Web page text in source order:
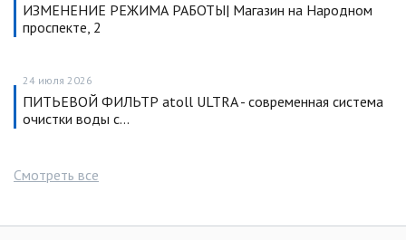
ИЗМЕНЕНИЕ РЕЖИМА РАБОТЫ| Магазин на Народном
проспекте, 2
24 июля 2026
ПИТЬЕВОЙ ФИЛЬТР atoll ULTRA - современная система
очистки воды с…
Смотреть все